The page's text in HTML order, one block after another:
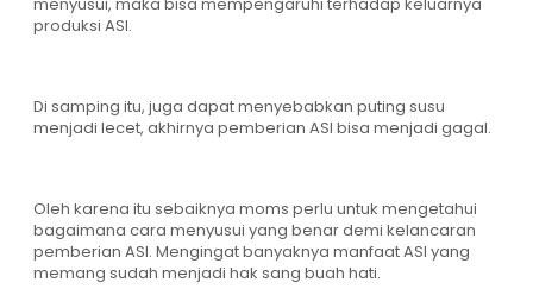
produksi ASI.
Di samping itu, juga dapat menyebabkan puting susu
menjadi lecet, akhirnya pemberian ASI bisa menjadi gagal.
Oleh karena itu sebaiknya moms perlu untuk mengetahui
bagaimana cara menyusui yang benar demi kelancaran
pemberian ASI. Mengingat banyaknya manfaat ASI yang
memang sudah menjadi hak sang buah hati.